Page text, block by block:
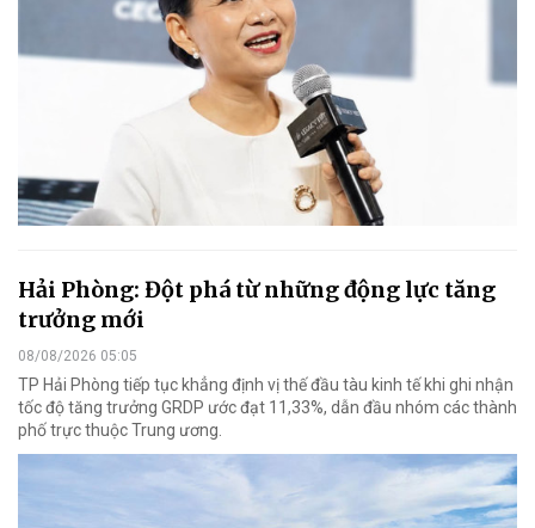
Hải Phòng: Đột phá từ những động lực tăng
trưởng mới
08/08/2026 05:05
TP Hải Phòng tiếp tục khẳng định vị thế đầu tàu kinh tế khi ghi nhận
tốc độ tăng trưởng GRDP ước đạt 11,33%, dẫn đầu nhóm các thành
phố trực thuộc Trung ương.